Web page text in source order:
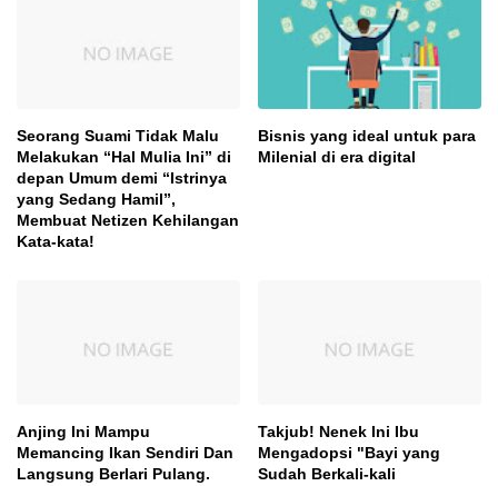
Seorang Suami Tidak Malu
Melakukan “Hal Mulia Ini” di
depan Umum demi “Istrinya
yang Sedang Hamil”,
Membuat Netizen Kehilangan
Kata-kata!
Bisnis yang ideal untuk para
Milenial di era digital
Anjing Ini Mampu
Memancing Ikan Sendiri Dan
Langsung Berlari Pulang.
Takjub! Nenek Ini Ibu
Mengadopsi "Bayi yang
Sudah Berkali-kali